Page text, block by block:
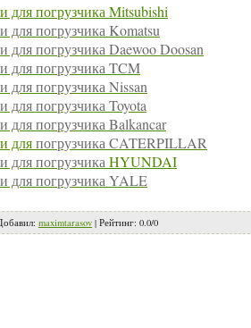
для погрузчика Mitsubishi
дляпогрузчика Komatsu
дляпогрузчика Daewoo Doosan
дляпогрузчика TCM
дляпогрузчика Nissan
дляпогрузчика Toyota
дляпогрузчика Balkancar
дляпогрузчика CATERPILLAR
дляпогрузчика HYUNDAI
дляпогрузчика YALE
: maximtarasov | Рейтинг: 0.0/0